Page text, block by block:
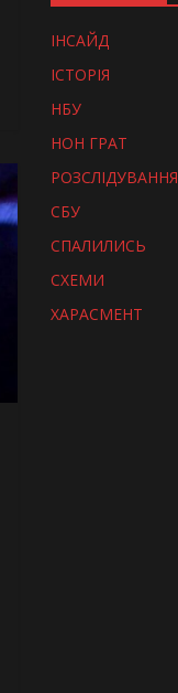
ІНСАЙД
ІСТОРІЯ
НБУ
НОН ГРАТ
РОЗСЛІДУВАННЯ
СБУ
СПАЛИЛИСЬ
СХЕМИ
ХАРАСМЕНТ